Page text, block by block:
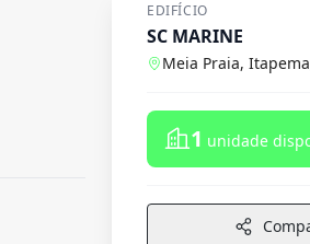
EDIFÍCIO
SC MARINE
Meia Praia,
1 unidade